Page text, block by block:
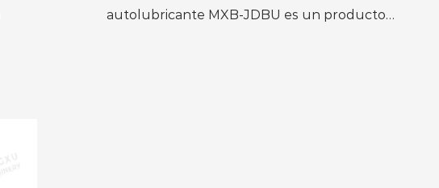
autolubricante MXB-JDBU es un producto